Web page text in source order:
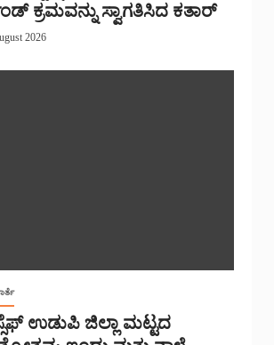
ಕ್ರಮವನ್ನು ಸ್ವಾಗತಿಸಿದ ಕತಾರ್
2026
ಉಡುಪಿ ಜಿಲ್ಲಾ ಮಟ್ಟದ